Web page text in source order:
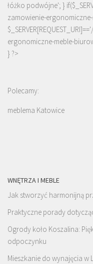
łóżko podwójne'; }
zamowienie-ergonomiczne-
ergonomiczne-meble-
} ?>
Polecamy:
meblema Katowice
WNĘTRZA I MEBLE
Jak stworzyć harmonijną
Praktyczne porady
Ogrody koło Koszalina:
odpoczynku
Mieszkanie do wynajęcia w